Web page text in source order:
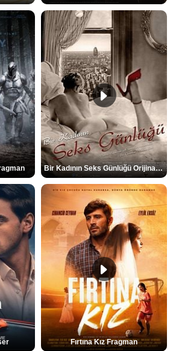
Bir Kadının Seks Günlüğü Orijinal Fragman
Fırtına Kız Fragman